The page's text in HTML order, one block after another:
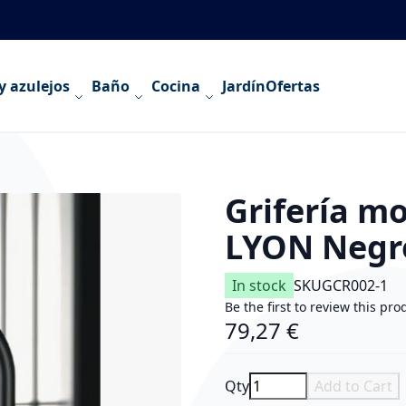
azulejos Baño Cocina JardínOfertas
Grifería
LYON
In stock SKUGCR002-1
Be the first to review this
79,27 €
Qty Add to Cart